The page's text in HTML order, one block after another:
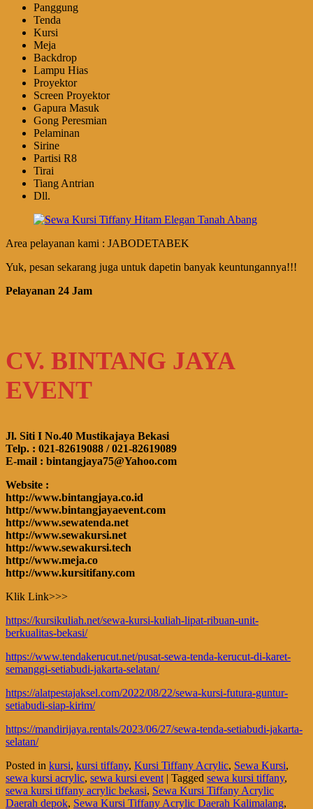
Panggung
Tenda
Kursi
Meja
Backdrop
Lampu Hias
Proyektor
Screen Proyektor
Gapura Masuk
Gong Peresmian
Pelaminan
Sirine
Partisi R8
Tirai
Tiang Antrian
Dll.
Area pelayanan kami : JABODETABEK
Yuk, pesan sekarang juga untuk dapetin banyak keuntungannya!!!
Pelayanan 24 Jam
CV. BINTANG JAYA
EVENT
Jl. Siti I No.40 Mustikajaya Bekasi
Telp. : 021-82619088 / 021-82619089
E-mail : bintangjaya75@Yahoo.com
Website :
http://www.bintangjaya.co.id
http://www.bintangjayaevent.com
http://www.sewatenda.net
http://www.sewakursi.net
http://www.sewakursi.tech
http://www.meja.co
http://www.kursitifany.com
Klik Link>>>
https://kursikuliah.net/sewa-kursi-kuliah-lipat-ribuan-unit-
berkualitas-bekasi/
https://www.tendakerucut.net/pusat-sewa-tenda-kerucut-di-karet-
semanggi-setiabudi-jakarta-selatan/
https://alatpestajaksel.com/2022/08/22/sewa-kursi-futura-guntur-
setiabudi-siap-kirim/
https://mandirijaya.rentals/2023/06/27/sewa-tenda-setiabudi-jakarta-
selatan/
Posted in kursi, kursi tiffany, Kursi Tiffany Acrylic, Sewa Kursi,
sewa kursi acrylic, sewa kursi event | Tagged sewa kursi tiffany,
sewa kursi tiffany acrylic bekasi, Sewa Kursi Tiffany Acrylic
Daerah depok, Sewa Kursi Tiffany Acrylic Daerah Kalimalang,